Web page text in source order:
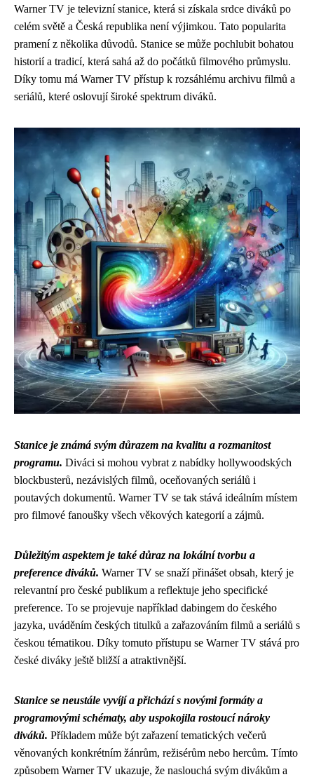
Warner TV je televizní stanice, která si získala srdce diváků po
celém světě a Česká republika není výjimkou. Tato popularita
pramení z několika důvodů. Stanice se může pochlubit bohatou
historií a tradicí, která sahá až do počátků filmového průmyslu.
Díky tomu má Warner TV přístup k rozsáhlému archivu filmů a
seriálů, které oslovují široké spektrum diváků.
Stanice je známá svým důrazem na kvalitu a rozmanitost
programu. Diváci si mohou vybrat z nabídky hollywoodských
blockbusterů, nezávislých filmů, oceňovaných seriálů i
poutavých dokumentů. Warner TV se tak stává ideálním místem
pro filmové fanoušky všech věkových kategorií a zájmů.
Důležitým aspektem je také důraz na lokální tvorbu a
preference diváků. Warner TV se snaží přinášet obsah, který je
relevantní pro české publikum a reflektuje jeho specifické
preference. To se projevuje například dabingem do českého
jazyka, uváděním českých titulků a zařazováním filmů a seriálů s
českou tématikou. Díky tomuto přístupu se Warner TV stává pro
české diváky ještě bližší a atraktivnější.
Stanice se neustále vyvíjí a přichází s novými formáty a
programovými schématy, aby uspokojila rostoucí nároky
diváků. Příkladem může být zařazení tematických večerů
věnovaných konkrétním žánrům, režisérům nebo hercům. Tímto
způsobem Warner TV ukazuje, že naslouchá svým divákům a